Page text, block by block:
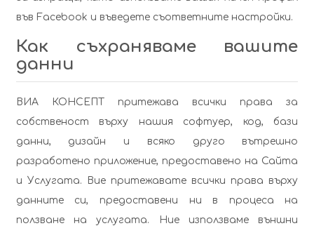
във Facebook и въведете съответните настройки.
Как съхраняваме вашите
данни
ВИА КОНСЕПТ притежава всички права за
собственост върху нашия софтуер, код, бази
данни, дизайн и всяко друго вътрешно
разработено приложение, предоставено на Сайта
и Услугата. Вие притежавате всички права върху
данните си, предоставени ни в процеса на
ползване на услугата. Ние използваме външни